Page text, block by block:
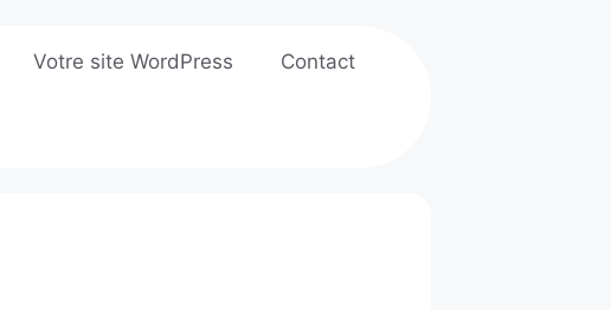
Votre site WordPress Contact